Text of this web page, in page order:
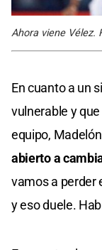
Ahora viene Vélez.
En cuanto a un
vulnerable y
equipo,
abierto a
vamos a perder
y eso duele.